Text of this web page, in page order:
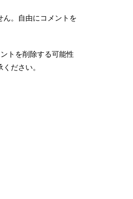
。自由にコメントを
トを削除する可能性
ださい。